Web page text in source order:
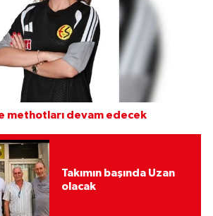
methotları devam edecek
Takımın başında Uzan
olacak